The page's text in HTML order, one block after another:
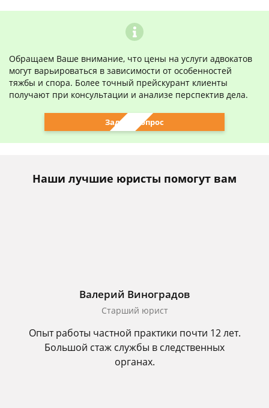
Обращаем Ваше внимание, что цены на услуги адвокатов
могут варьироваться в зависимости от особенностей
тяжбы и спора. Более точный прейскурант клиенты
получают при консультации и анализе перспектив дела.
Задать вопрос
Наши лучшие юристы помогут вам
Валерий Виноградов
Старший юрист
Опыт работы частной практики почти 12 лет.
Большой стаж службы в следственных
органах.